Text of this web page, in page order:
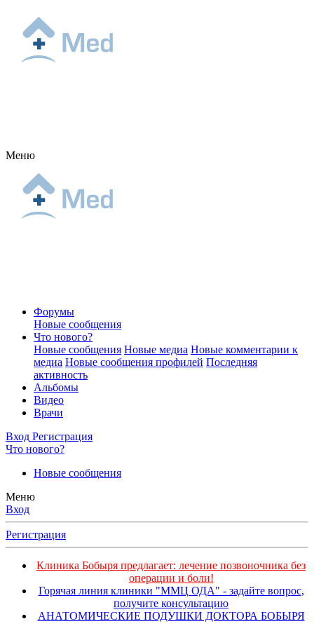
Меню
Форумы
Новые сообщения
Что нового?
Новые сообщения Новые медиа Новые комментарии к
медиа Новые сообщения профилей Последняя
активность
Альбомы
Видео
Врачи
Вход Регистрация
Что нового?
Новые сообщения
Меню
Вход
Регистрация
Клиника Бобыря предлагает: лечение позвоночника без
операции и боли!
Горячая линия клиники "ММЦ ОДА" - задайте вопрос,
получите консультацию
АНАТОМИЧЕСКИЕ ПОДУШКИ ДОКТОРА БОБЫРЯ